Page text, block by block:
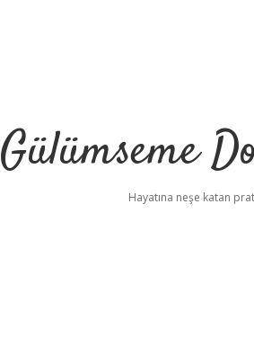
Gülümseme
Hayatına neşe katan